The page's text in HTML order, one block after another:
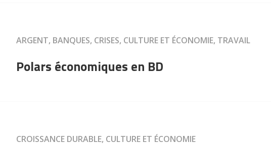
ARGENT, BANQUES, CRISES, CULTURE ET ÉCONOMIE, TRAVAIL
Polars économiques en BD
CROISSANCE DURABLE, CULTURE ET ÉCONOMIE